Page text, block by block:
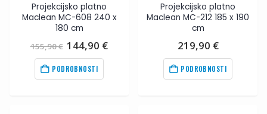
Projekcijsko platno
Maclean MC-608 240 x
180 cm
155,90€ Izvirna
cena
je
bila:
155,90€
144,90 €Trenutna
PODROBNOSTI
Projekcijsko platno
Maclean MC-212 185 x 190
cm
219,90 €
PODROBNOSTI